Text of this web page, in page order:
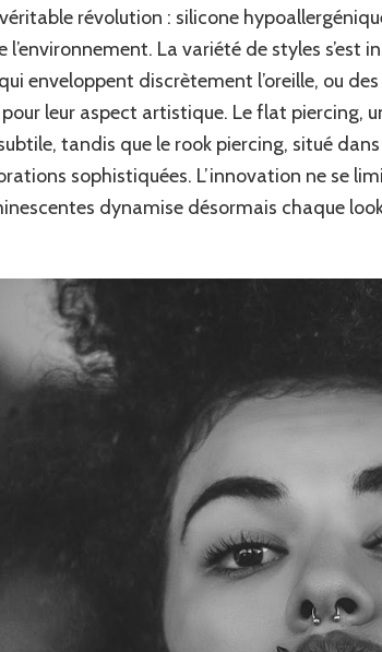
révolution : silicone
La variété de styles
enveloppent discrètement l’oreille, ou
leur aspect artistique. Le flat piercing,
tandis que le rook piercing, situé
sophistiquées. L’innovation ne se
dynamise désormais chaque